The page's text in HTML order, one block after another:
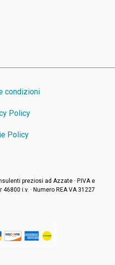
condizioni
Policy
Policy
preziosi ad Azzate · P.IVA e
46800 i.v. · Numero REA VA 31227